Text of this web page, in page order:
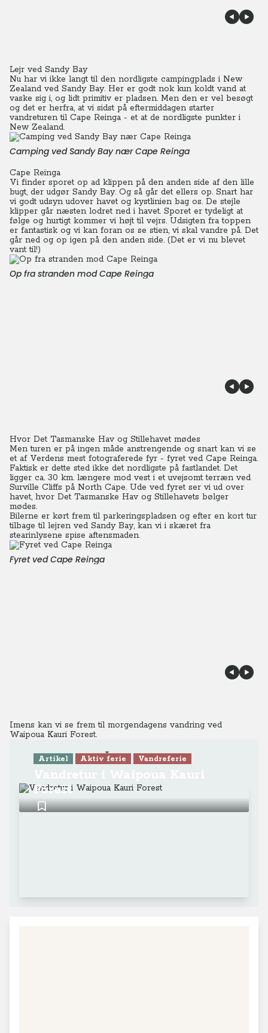
Lejr ved Sandy Bay
Nu har vi ikke langt til den nordligste campingplads i New
Zealand ved Sandy Bay. Her er godt nok kun koldt vand at
vaske sig i, og lidt primitiv er pladsen. Men den er vel besøgt
og det er herfra, at vi sidst på eftermiddagen starter
vandreturen til Cape Reinga - et at de nordligste punkter i
New Zealand.
Camping ved Sandy Bay nær Cape Reinga
Cape Reinga
Vi finder sporet op ad klippen på den anden side af den lille
bugt, der udgør Sandy Bay. Og så går det ellers op. Snart har
vi godt udsyn udover havet og kystlinien bag os. De stejle
klipper går næsten lodret ned i havet. Sporet er tydeligt at
følge og hurtigt kommer vi højt til vejrs. Udsigten fra toppen
er fantastisk og vi kan foran os se stien, vi skal vandre på. Det
går ned og op igen på den anden side. (Det er vi nu blevet
vant til!)
Op fra stranden mod Cape Reinga
Hvor Det Tasmanske Hav og Stillehavet mødes
Men turen er på ingen måde anstrengende og snart kan vi se
et af Verdens mest fotograferede fyr - fyret ved Cape Reinga.
Faktisk er dette sted ikke det nordligste på fastlandet. Det
ligger ca. 30 km. længere mod vest i et uvejsomt terræn ved
Surville Cliffs på North Cape. Ude ved fyret ser vi ud over
havet, hvor Det Tasmanske Hav og Stillehavets bølger
mødes.
Bilerne er kørt frem til parkeringspladsen og efter en kort tur
tilbage til lejren ved Sandy Bay, kan vi i skæret fra
stearinlysene spise aftensmaden.
Fyret ved Cape Reinga
Imens kan vi se frem til morgendagens vandring ved
Waipoua Kauri Forest.
Læs mere
Artikel Aktiv ferie Vandreferie
Forest